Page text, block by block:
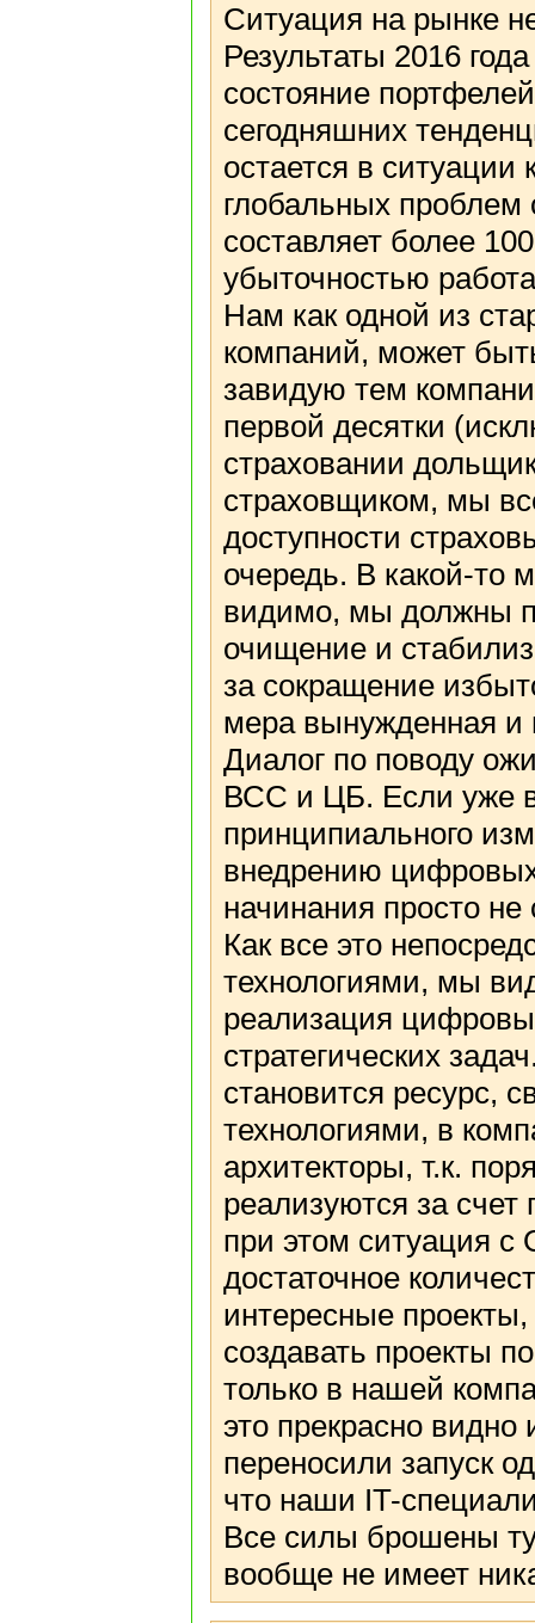
Ситуация на рынке
Результаты 2016
состояние
сегодняшних
остается в ситуации
глобальных
составляет более
убыточностью
Нам как одной из
компаний, может
завидую тем
первой десятки
страховании
страховщиком, мы
доступности
очередь. В какой-то
видимо, мы должны
очищение и
за сокращение
мера вынужденная и
Диалог по поводу
ВСС и ЦБ. Если уже
принципиального
внедрению
начинания просто не
Как все это
технологиями, мы
реализация
стратегических
становится ресурс,
технологиями, в
архитекторы, т.к.
реализуются за
при этом ситуация
достаточное
интересные
создавать проекты
только в нашей
это прекрасно
переносили запуск
что наши IT-
Все силы брошены
вообще не имеет